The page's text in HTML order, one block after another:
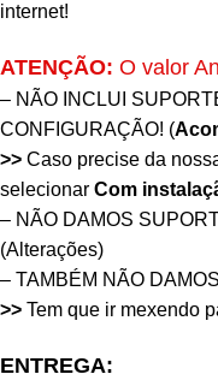
internet!
ATENÇÃO: O valor
– NÃO INCLUI
CONFIGURAÇÃO! (
>> Caso precise da
selecionar Com
– NÃO DAMOS
(Alterações)
– TAMBÉM NÃO
>> Tem que ir mexendo
ENTREGA: